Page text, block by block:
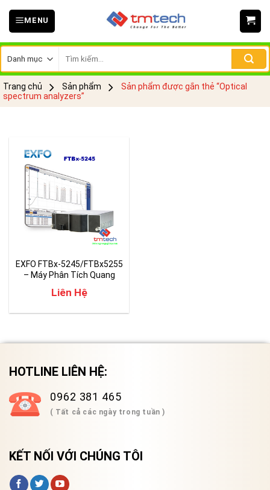
Skip
MENU
kiếm:
Trang chủ Sản phẩm
Sản phẩm được gắn thẻ “Optical
spectrum analyzers”
EXFO FTBx-5245/FTBx5255
– Máy Phân Tích Quang
Liên Hệ
HOTLINE LIÊN HỆ:
0962 381 465
( Tất cả các ngày trong tuần )
KẾT NỐI VỚI CHÚNG TÔI